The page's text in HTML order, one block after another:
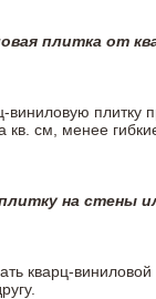
плитка от
виниловую
кв. см, менее
на стены
кварц-